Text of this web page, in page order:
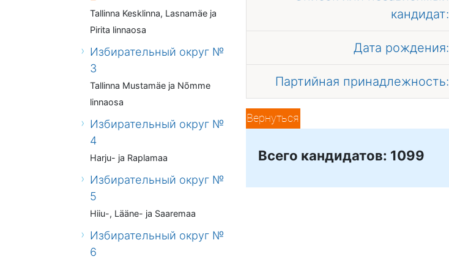
Tallinna Kesklinna, Lasnamäe ja
Pirita linnaosa
Избирательный округ №
3
Tallinna Mustamäe ja Nõmme
linnaosa
Избирательный округ №
4
Harju- ja Raplamaa
Избирательный округ №
5
Hiiu-, Lääne- ja Saaremaa
Избирательный округ №
6
кандидат:
Дата рождения:
Партийная принадлежность:
Вернуться
Всего кандидатов: 1099